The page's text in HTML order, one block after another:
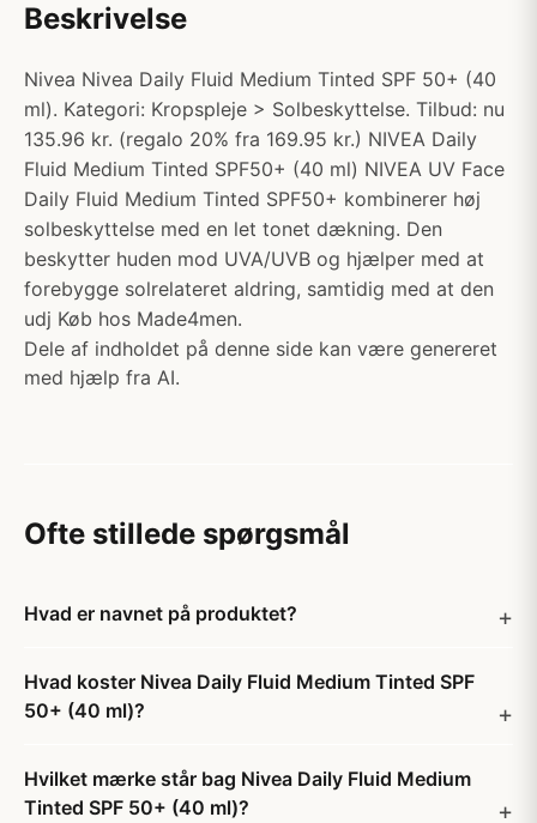
Beskrivelse
Nivea Nivea Daily Fluid Medium Tinted SPF 50+ (40
ml). Kategori: Kropspleje > Solbeskyttelse. Tilbud: nu
135.96 kr. (regalo 20% fra 169.95 kr.) NIVEA Daily
Fluid Medium Tinted SPF50+ (40 ml) NIVEA UV Face
Daily Fluid Medium Tinted SPF50+ kombinerer høj
solbeskyttelse med en let tonet dækning. Den
beskytter huden mod UVA/UVB og hjælper med at
forebygge solrelateret aldring, samtidig med at den
udj Køb hos Made4men.
Dele af indholdet på denne side kan være genereret
med hjælp fra AI.
Ofte stillede spørgsmål
Hvad er navnet på produktet?
Hvad koster Nivea Daily Fluid Medium Tinted SPF
50+ (40 ml)?
Hvilket mærke står bag Nivea Daily Fluid Medium
Tinted SPF 50+ (40 ml)?